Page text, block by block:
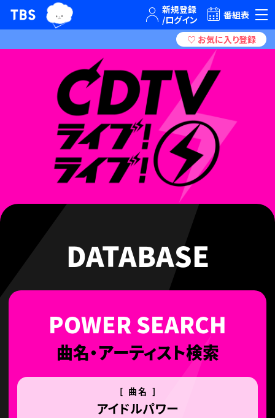
TBSテレビ｜ときめくときを。 番組表
DATABASE
曲名・アーティスト検索
[ 曲名 ]
アイドルパワー